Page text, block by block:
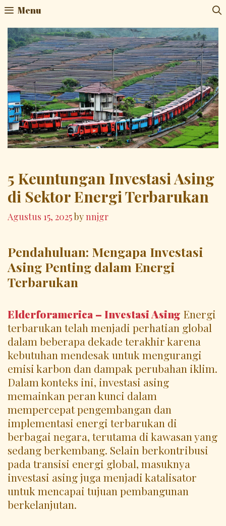
Skip
content
Menu
5 Keuntungan Investasi Asing
di Sektor Energi Terbarukan
Agustus 15, 2025bynnjgr
Pendahuluan: Mengapa Investasi
Asing Penting dalam Energi
Terbarukan
Elderforamerica – Investasi Asing Energi
terbarukan telah menjadi perhatian global
dalam beberapa dekade terakhir karena
kebutuhan mendesak untuk mengurangi
emisi karbon dan dampak perubahan iklim.
Dalam konteks ini, investasi asing
memainkan peran kunci dalam
mempercepat pengembangan dan
implementasi energi terbarukan di
berbagai negara, terutama di kawasan yang
sedang berkembang. Selain berkontribusi
pada transisi energi global, masuknya
investasi asing juga menjadi katalisator
untuk mencapai tujuan pembangunan
berkelanjutan.